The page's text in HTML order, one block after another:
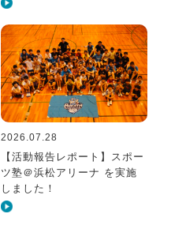
2026.07.28
【活動報告レポート】スポー
ツ塾＠浜松アリーナ を実施
しました！